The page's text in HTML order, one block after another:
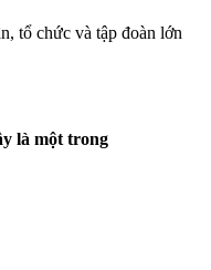
tổ chức và tập đoàn lớn
là một trong